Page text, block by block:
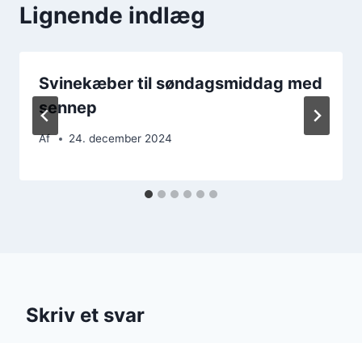
Lignende indlæg
Svinekæber til søndagsmiddag med
sennep
Af 24. december 2024
Skriv et svar